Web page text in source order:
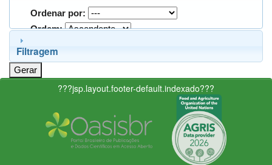
Ordenar por:
Ordem:
Filtragem
???jsp.layout.footer-default.indexado???